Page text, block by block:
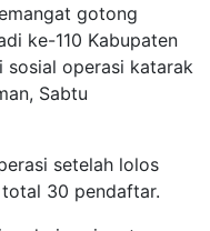
gotong
ke-110 Kabupaten
sosial operasi katarak
Sabtu
setelah lolos
30 pendaftar.